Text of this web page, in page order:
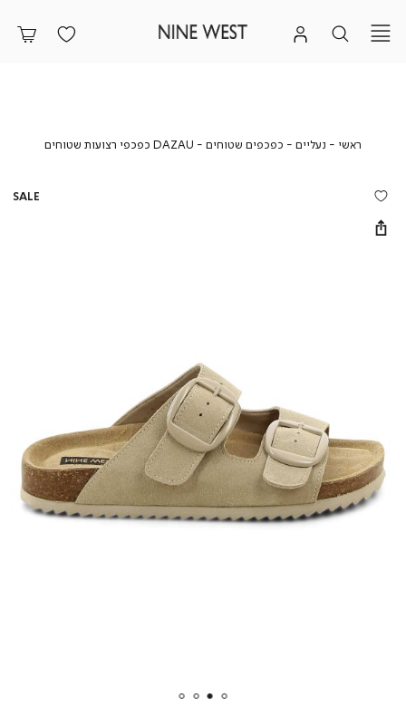
ראשי ראשינעליים נעליים
כפכפים שטוחים כפכפים
DAZAU כפכפי רצועות שטוחים
DAZAU
SALE